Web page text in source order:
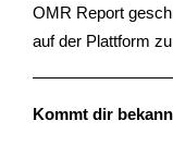
OMR Report
auf der Plattform
Kommt dir